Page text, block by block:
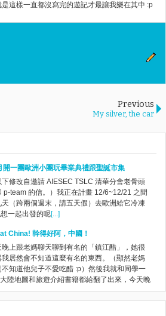
這樣一直都沒寫完的遊記才最讓我樂在其中 :p
Previous
My silver, the car
開一團歐洲小團玩畢業典禮跟聖誕市集
下修改自邀請 AIESEC TSLC 清華分會老骨頭
p-team 的信。）我正在計畫 12/6~12/21 之間
天（跨兩個週末，請五天假）去歐洲給它冷凍
一起出發的呢[...]
China! 幹得好阿，中國！
晚上跟老媽聊天聊到有名的「鎮江醋」，她很
我居然會不知道這麼有名的東西。（顯然老媽
不知道他兒子不愛吃醋 :p）然後我就和同學一
陸地圖和旅遊介紹書籍都給翻了出來，今天晚